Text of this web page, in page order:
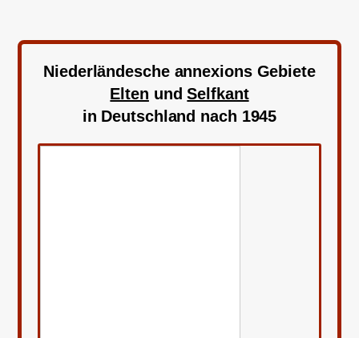
Niederländesche annexions Gebiete
Elten undSelfkant
in Deutschland nach 1945